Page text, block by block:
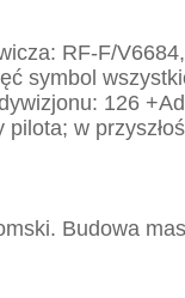
RF-F/
symbol
126
w
Budowa